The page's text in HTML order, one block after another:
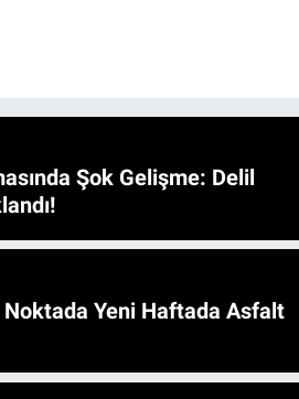
Şok Gelişme: Delil